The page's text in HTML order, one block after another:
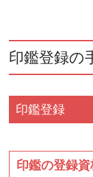
印鑑登録の
印鑑登録
印鑑の登録